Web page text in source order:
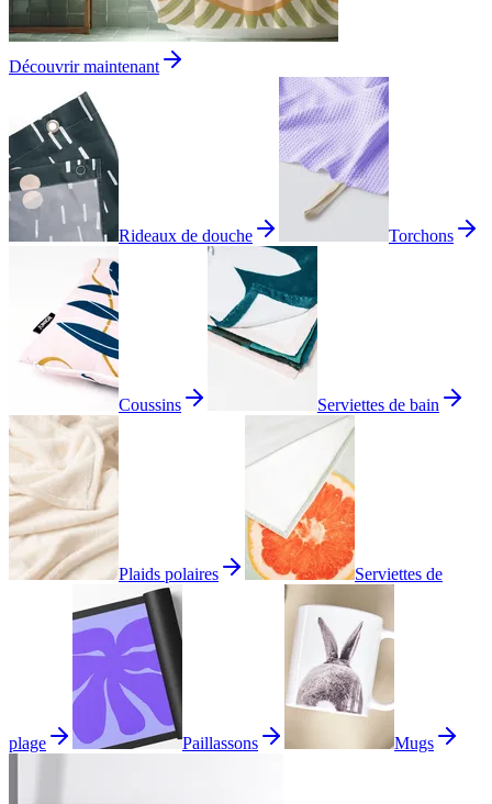
Découvrir maintenant
Rideaux de douche Torchons
Coussins Serviettes de bain
Plaids polaires Serviettes de
plage Paillassons Mugs